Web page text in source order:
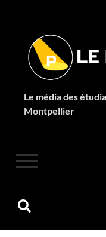
Le média des
Montpellier